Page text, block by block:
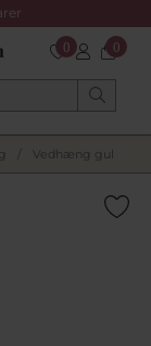
0 0
Vedhæng guld